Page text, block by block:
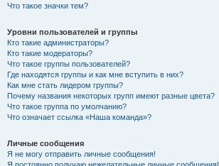
Что такое значки тем?
Уровни пользователей и группы
Кто такие администраторы?
Кто такие модераторы?
Что такое группы пользователей?
Где находятся группы и как мне вступить в них?
Как мне стать лидером группы?
Почему названия некоторых групп имеют разные цвета?
Что такое группа по умолчанию?
Что означает ссылка «Наша команда»?
Личные сообщения
Я не могу отправить личные сообщения!